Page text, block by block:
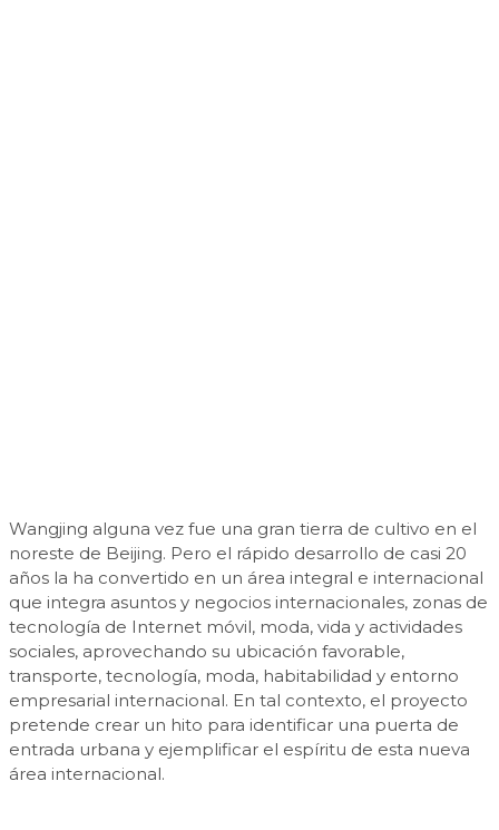
Wangjing alguna vez fue una gran tierra de cultivo en el
noreste de Beijing. Pero el rápido desarrollo de casi 20
años la ha convertido en un área integral e internacional
que integra asuntos y negocios internacionales, zonas de
tecnología de Internet móvil, moda, vida y actividades
sociales, aprovechando su ubicación favorable,
transporte, tecnología, moda, habitabilidad y entorno
empresarial internacional. En tal contexto, el proyecto
pretende crear un hito para identificar una puerta de
entrada urbana y ejemplificar el espíritu de esta nueva
área internacional.